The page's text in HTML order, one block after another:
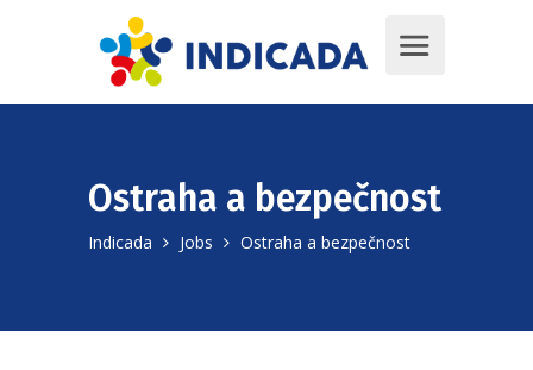
Ostraha a bezpečnost
Indicada Jobs Ostraha a bezpečnost